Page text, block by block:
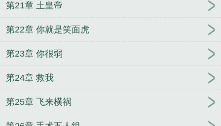
第21章 土皇帝
第22章 你就是笑面虎
第23章 你很弱
第24章 救我
第25章 飞来横祸